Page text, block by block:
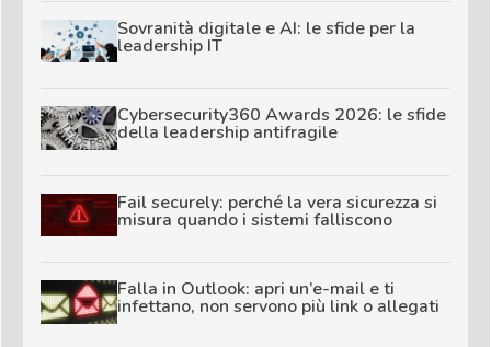
Sovranità digitale e AI: le sfide per la
leadership IT
Cybersecurity360 Awards 2026: le sfide
della leadership antifragile
Fail securely: perché la vera sicurezza si
misura quando i sistemi falliscono
Falla in Outlook: apri un’e-mail e ti
infettano, non servono più link o allegati